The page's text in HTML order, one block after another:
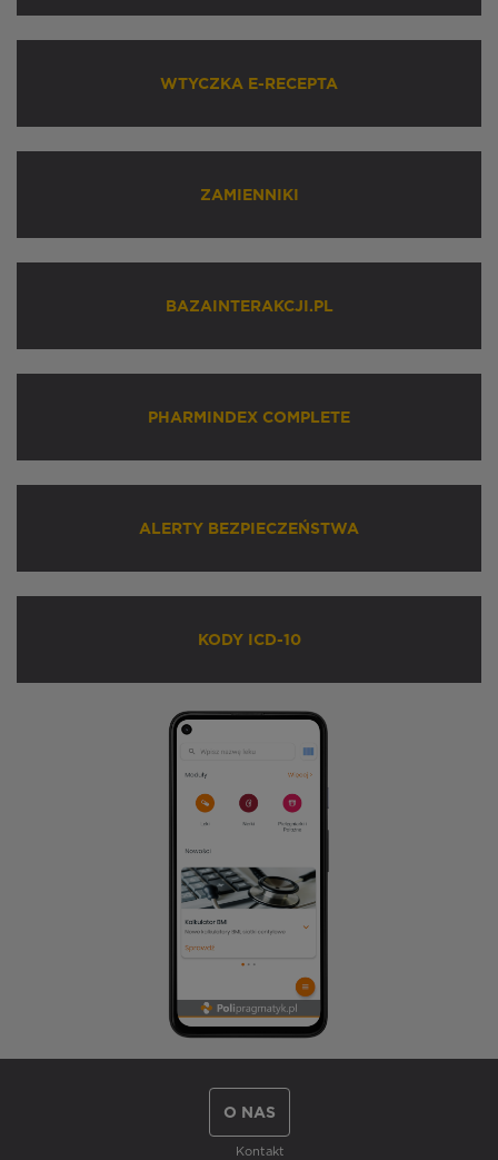
WTYCZKA E-RECEPTA
ZAMIENNIKI
BAZAINTERAKCJI.PL
PHARMINDEX COMPLETE
ALERTY BEZPIECZEŃSTWA
KODY ICD-10
O NAS
Kontakt